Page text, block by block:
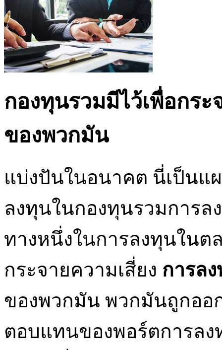
กองทุนรวมมีไว้เพื่อกร
ของพวกมัน
แบ่งปันในอนาคต นี่เป็นแ
ลงทุนในกองทุนรวมการล
ทางหนึ่งในการลงทุนในต
กระจายความเสี่ยง การล
ของพวกมัน พวกมันถูกออ
ตอบแทนของพอร์ตการล